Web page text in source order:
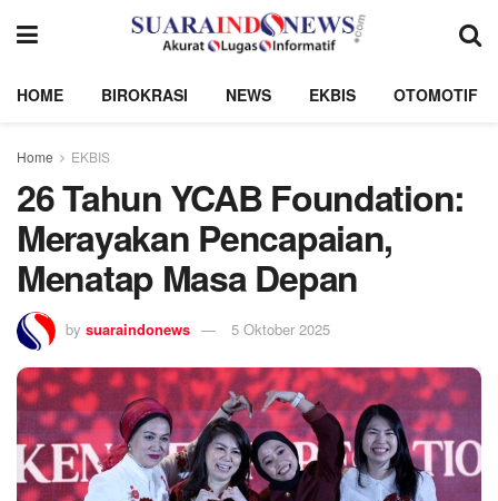
HOME BIROKRASI NEWS EKBIS OTOMOTIF
Home EKBIS
26 Tahun YCAB Foundation:
Merayakan Pencapaian,
Menatap Masa Depan
by suaraindonews 5 Oktober 2025